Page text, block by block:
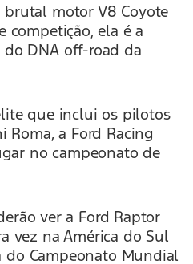
motor V8 Coyote
competição, ela é a
do DNA off-road da
que inclui os pilotos
Roma, a Ford Racing
no campeonato de
ver a Ford Raptor
vez na América do Sul
Campeonato Mundial